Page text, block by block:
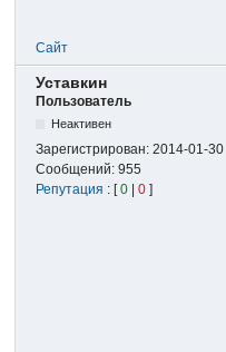
Сайт
Уставкин
Пользователь
Неактивен
Зарегистрирован:2014-01-30
Сообщений:955
Репутация : [0 |0 ]